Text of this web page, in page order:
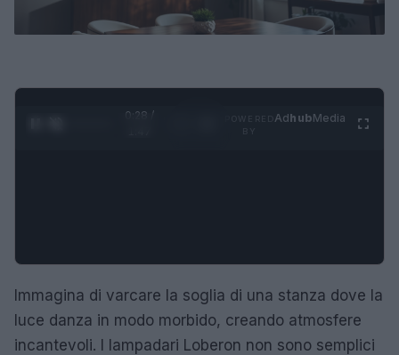
0:29 /
AdhubMedia
Immagina di varcare la soglia di una stanza dove la
luce danza in modo morbido, creando atmosfere
incantevoli. I lampadari Loberon non sono semplici